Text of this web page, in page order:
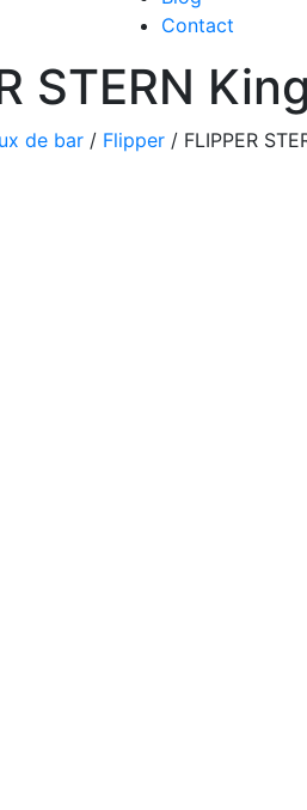
Contact
STERN
de bar / Flipper / FLIPPER